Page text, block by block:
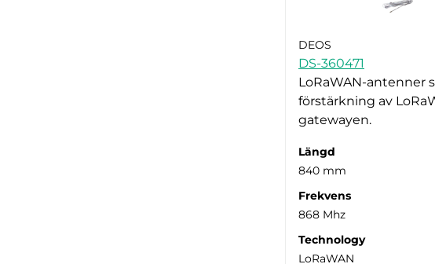
DEOS
DS-360471
LoRaWAN-antenner
förstärkning av
gatewayen.
Längd
840 mm
Frekvens
868 Mhz
Technology
LoRaWAN